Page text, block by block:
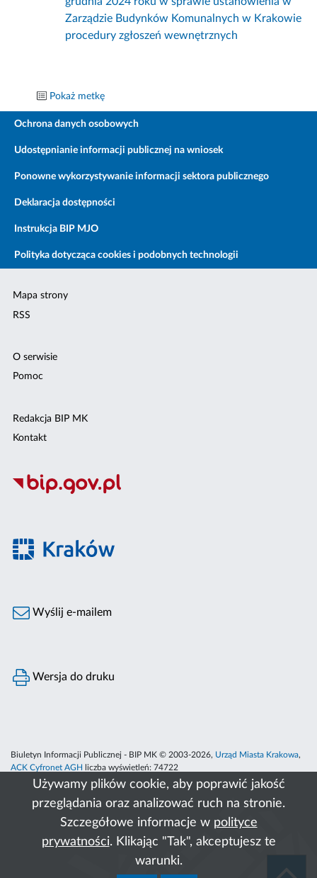
Używamy plików cookie, aby poprawić jakość
przeglądania oraz analizować ruch na stronie.
Szczegółowe informacje w polityce
prywatności. Klikając "Tak", akceptujesz te
warunki.
Zarządzie Budynków Komunalnych w Krakowie
procedury zgłoszeń wewnętrznych
Pokaż metkę
Ochrona danych osobowych
Udostępnianie informacji publicznej na wniosek
Ponowne wykorzystywanie informacji sektora publicznego
Deklaracja dostępności
Instrukcja BIP MJO
Polityka dotycząca cookies i podobnych technologii
Mapa strony
RSS
O serwisie
Pomoc
Redakcja BIP MK
Kontakt
Wyślij e-mailem
Wersja do druku
Biuletyn Informacji Publicznej - BIP MK © 2003-2026, Urząd Miasta Krakowa,
ACK Cyfronet AGH
liczba wyświetleń: 74722